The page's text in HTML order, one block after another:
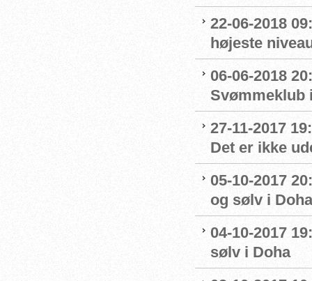
22-06-2018
højeste
06-06-2018
Svømmeklub
27-11-2017
Det er ikke
05-10-2017
og sølv i Doha
04-10-2017
sølv i Doha